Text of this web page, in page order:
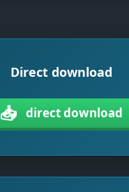
Direct download
📥 direct download